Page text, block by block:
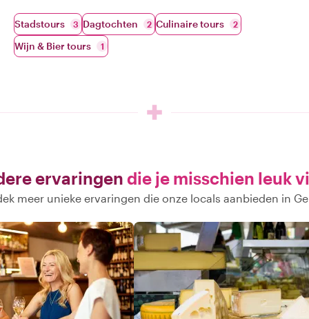
Stadstours 3 Dagtochten 2 Culinaire tours 2
Wijn & Bier tours 1
ervaringen die je misschien leuk
meer unieke ervaringen die onze locals aanbieden in